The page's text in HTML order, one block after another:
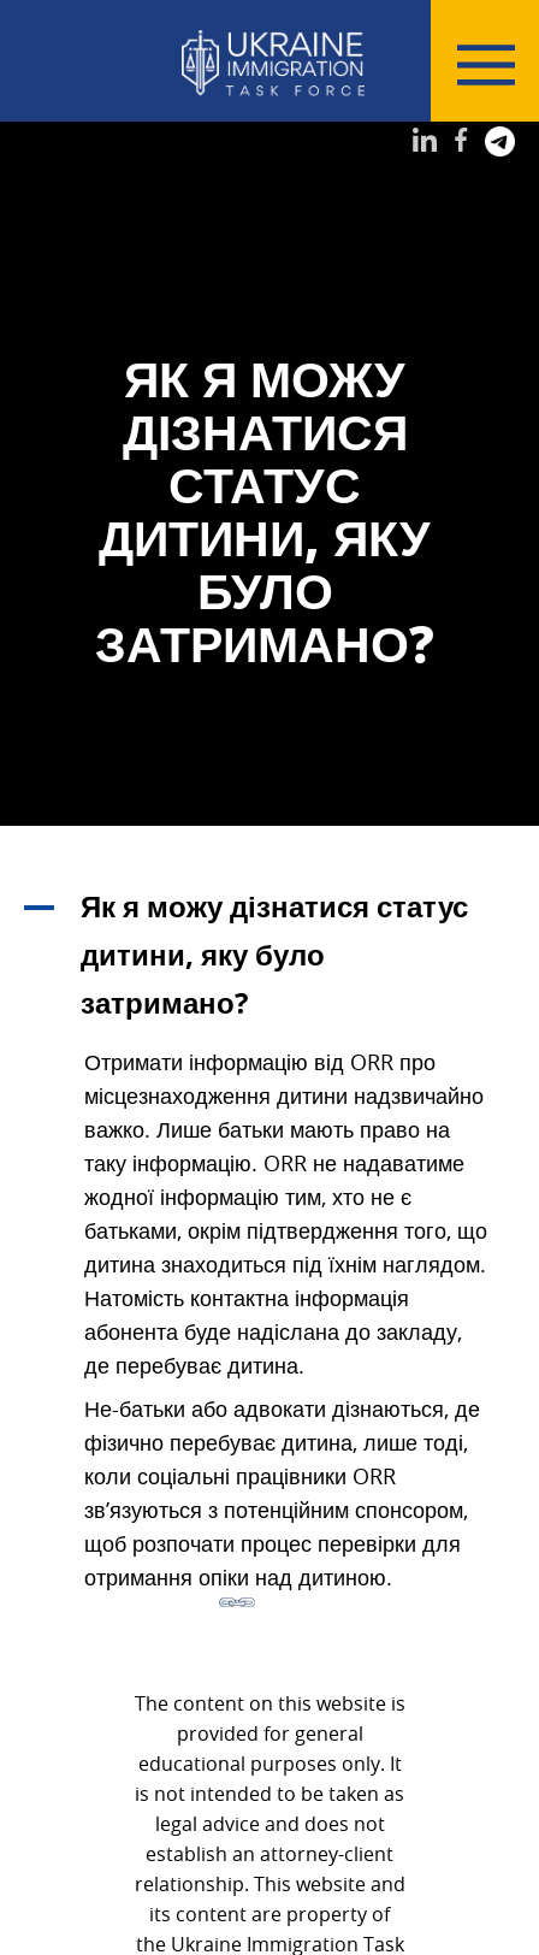
ЯК Я МОЖУ
ДІЗНАТИСЯ
СТАТУС
ДИТИНИ, ЯКУ
БУЛО
ЗАТРИМАНО?
A
Як я можу дізнатися статус
дитини, яку було
затримано?
Отримати інформацію від ORR про
місцезнаходження дитини надзвичайно
важко. Лише батьки мають право на
таку інформацію. ORR не надаватиме
жодної інформацію тим, хто не є
батьками, окрім підтвердження того, що
дитина знаходиться під їхнім наглядом.
Натомість контактна інформація
абонента буде надіслана до закладу,
де перебуває дитина.
Не-батьки або адвокати дізнаються, де
фізично перебуває дитина, лише тоді,
коли соціальні працівники ORR
зв’язуються з потенційним спонсором,
щоб розпочати процес перевірки для
отримання опіки над дитиною.
The content on this website is
provided for general
educational purposes only. It
is not intended to be taken as
legal advice and does not
establish an attorney-client
relationship. This website and
its content are property of
the Ukraine Immigration Task